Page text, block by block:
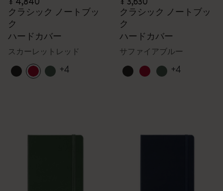
クラシック ノートブッ
ク
ハードカバー
スカーレットレッド
+4
クラシック ノートブッ
ク
ハードカバー
サファイアブルー
+4